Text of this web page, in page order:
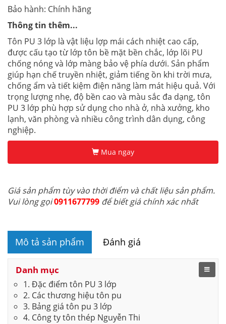
Bảo hành: Chính hãng
Thông tin thêm...
Tôn PU 3 lớp là vật liệu lợp mái cách nhiệt cao cấp,
được cấu tạo từ lớp tôn bề mặt bền chắc, lớp lõi PU
chống nóng và lớp màng bảo vệ phía dưới. Sản phẩm
giúp hạn chế truyền nhiệt, giảm tiếng ồn khi trời mưa,
chống ẩm và tiết kiệm điện năng làm mát hiệu quả. Với
trọng lượng nhẹ, độ bền cao và màu sắc đa dạng, tôn
PU 3 lớp phù hợp sử dụng cho nhà ở, nhà xưởng, kho
lạnh, văn phòng và nhiều công trình dân dụng, công
nghiệp.
Mua ngay
Giá sản phẩm tùy vào thời điểm và chất liệu sản phẩm.
Vui lòng gọi0911677799 để biết giá chính xác nhất
Mô tả sản phẩm Đánh giá
Danh mục
1. Đặc điểm tôn PU 3 lớp
2. Các thương hiệu tôn pu
3. Bảng giá tôn pu 3 lớp
4. Công ty tôn thép Nguyễn Thi